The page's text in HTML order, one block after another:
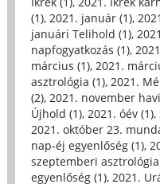
(1), 2021. január (1),
januári Telihold (1),
napfogyatkozás (1),
március (1), 2021.
asztrológia (1), 2021.
(2), 2021. november
Újhold (1), 2021. óév (1),
2021. október 23.
nap-éj egyenlőség (1),
szeptemberi asztrológia
egyenlőség (1), 2021.